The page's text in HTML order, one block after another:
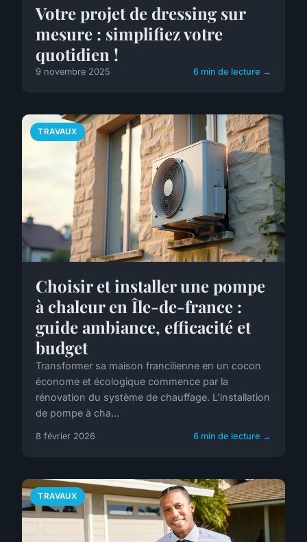
Votre projet de dressing sur
mesure : simplifiez votre
quotidien !
9 novembre 2025 6 min de lecture →
TRAVAUX
Choisir et installer une pompe
à chaleur en Île-de-france :
guide ambiance, efficacité et
budget
Transformer sa maison francilienne en un cocon
économe et écologique commence par la
rénovation du système de chauffage. L'installation
de pompe à cha...
8 février 2026 6 min de lecture →
TRAVAUX